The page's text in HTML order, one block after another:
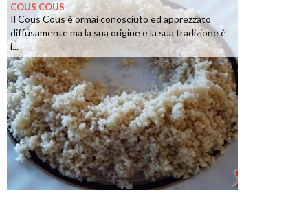
COUS COUS
Il Cous Cous è ormai conosciuto ed apprezzato
diffusamente ma la sua origine e la sua tradizione è
i...